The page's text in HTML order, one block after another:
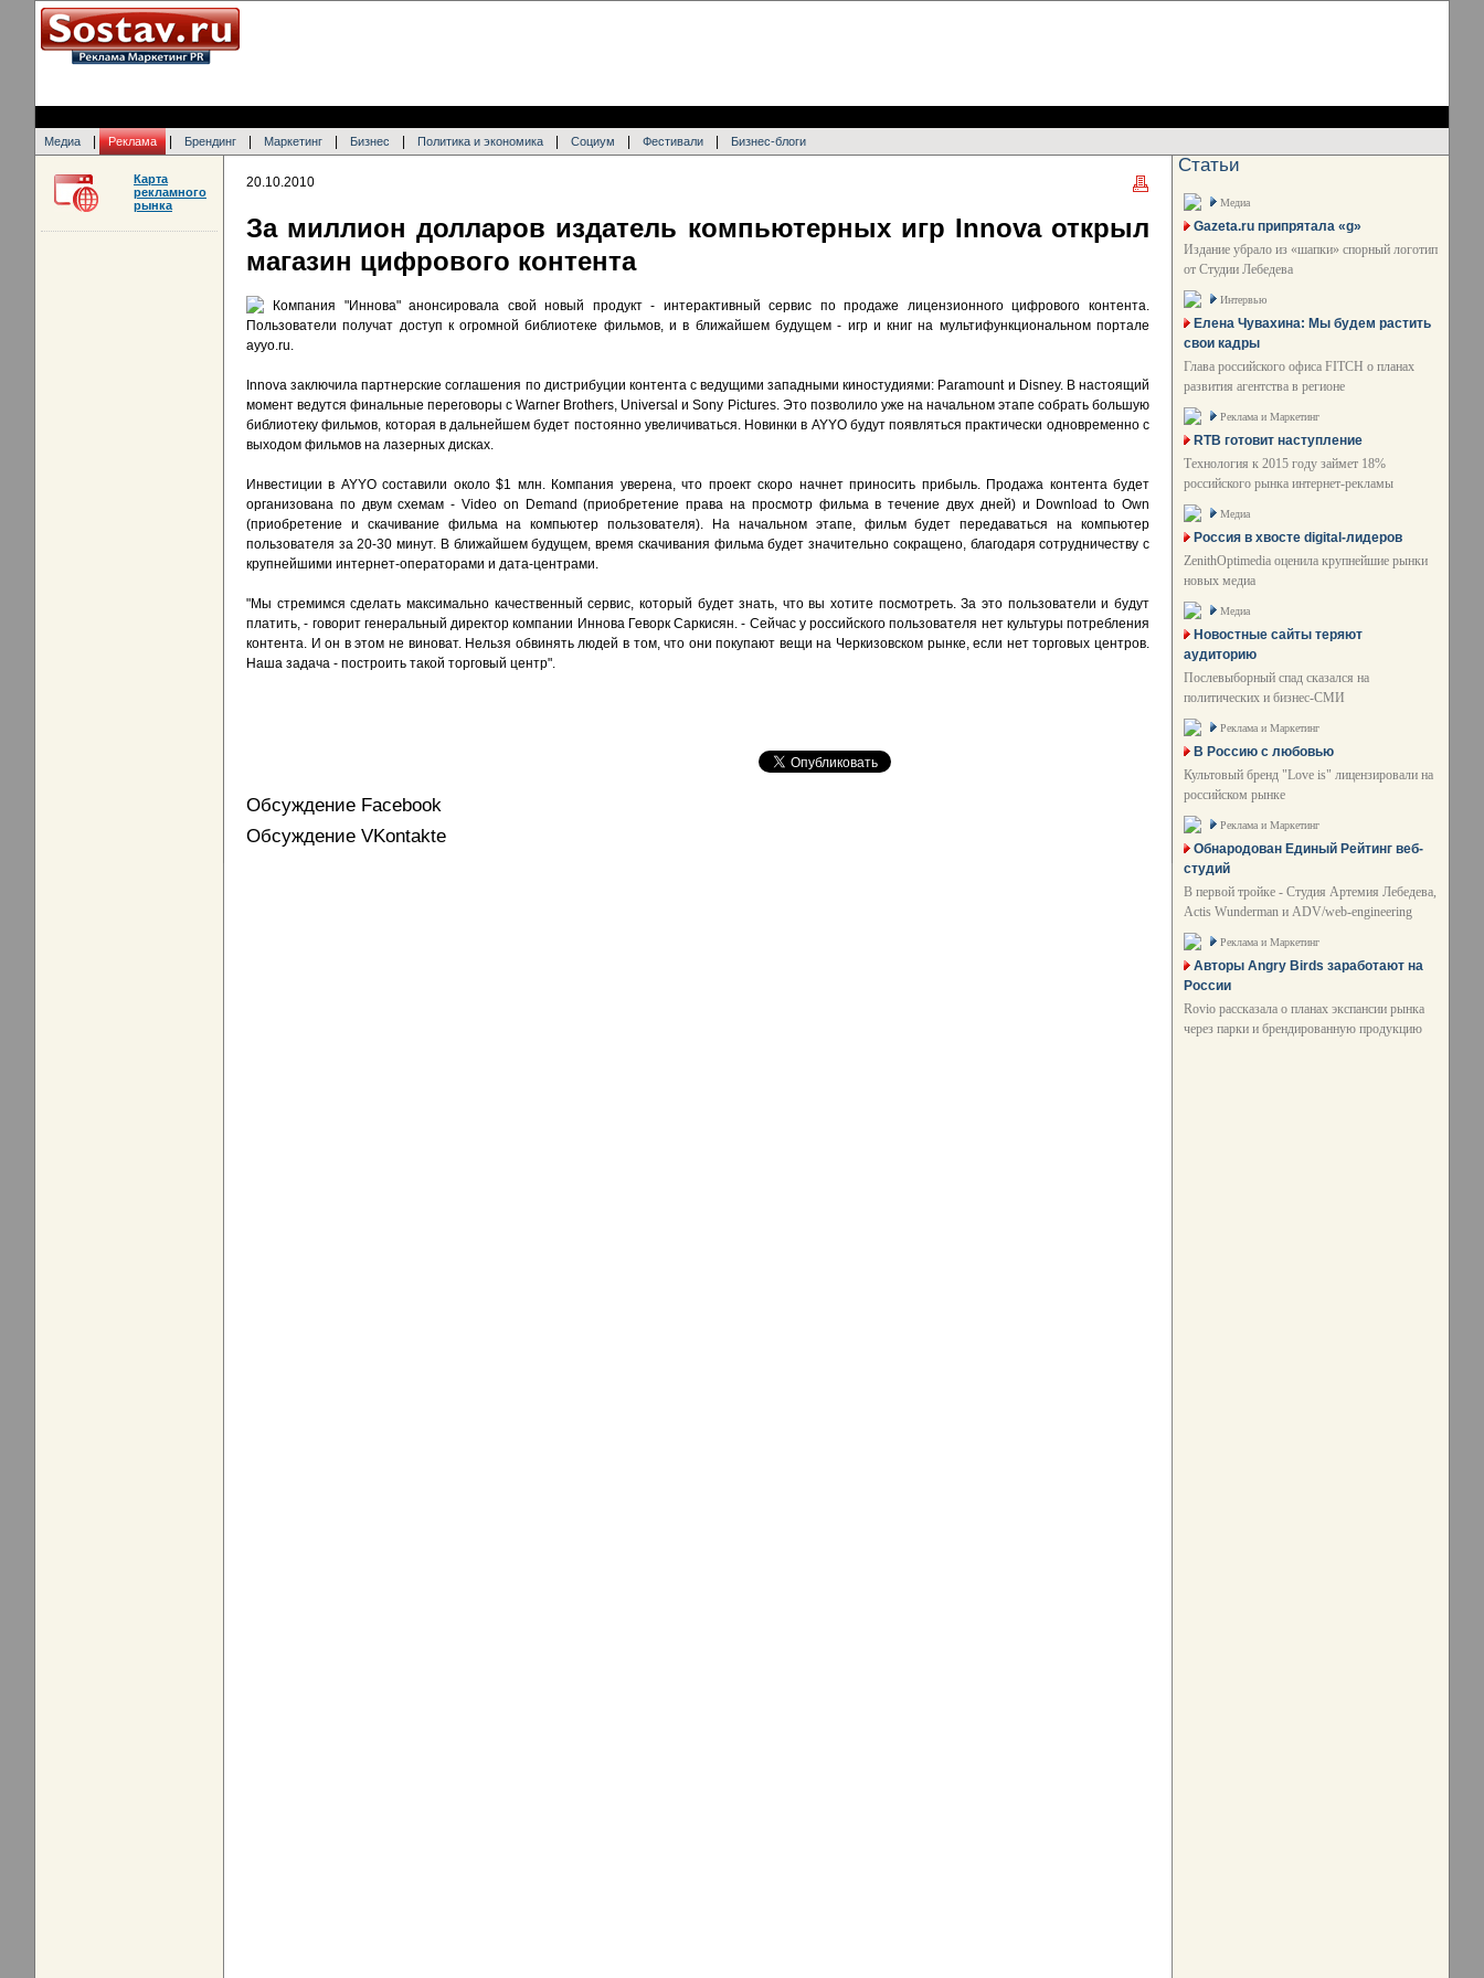
Медиа Реклама Брендинг Маркетинг Бизнес Политика и экономика Социум Фестивали Бизнес-блоги
20.10.2010
За миллион долларов издатель компьютерных игр Innova открыл
магазин цифрового контента
Компания "Иннова" анонсировала свой новый продукт - интерактивный сервис по продаже лицензионного цифрового контента.
Пользователи получат доступ к огромной библиотеке фильмов, и в ближайшем будущем - игр и книг на мультифункциональном портале
ayyo.ru.
Innova заключила партнерские соглашения по дистрибуции контента с ведущими западными киностудиями: Paramount и Disney. В настоящий
момент ведутся финальные переговоры с Warner Brothers, Universal и Sony Pictures. Это позволило уже на начальном этапе собрать большую
библиотеку фильмов, которая в дальнейшем будет постоянно увеличиваться. Новинки в AYYO будут появляться практически одновременно с
выходом фильмов на лазерных дисках.
Инвестиции в AYYO составили около $1 млн. Компания уверена, что проект скоро начнет приносить прибыль. Продажа контента будет
организована по двум схемам - Video on Demand (приобретение права на просмотр фильма в течение двух дней) и Download to Own
(приобретение и скачивание фильма на компьютер пользователя). На начальном этапе, фильм будет передаваться на компьютер
пользователя за 20-30 минут. В ближайшем будущем, время скачивания фильма будет значительно сокращено, благодаря сотрудничеству с
крупнейшими интернет-операторами и дата-центрами.
"Мы стремимся сделать максимально качественный сервис, который будет знать, что вы хотите посмотреть. За это пользователи и будут
платить, - говорит генеральный директор компании Иннова Геворк Саркисян. - Сейчас у российского пользователя нет культуры потребления
контента. И он в этом не виноват. Нельзя обвинять людей в том, что они покупают вещи на Черкизовском рынке, если нет торговых центров.
Наша задача - построить такой торговый центр".
Обсуждение Facebook
Обсуждение VKontakte
Карта
рекламного
рынка
Статьи
Медиа
Gazeta.ru припрятала «g»
Издание убрало из «шапки» спорный логотип
от Студии Лебедева
Интервью
Елена Чувахина: Мы будем растить
свои кадры
Глава российского офиса FITCH о планах
развития агентства в регионе
Реклама и Маркетинг
RTB готовит наступление
Технология к 2015 году займет 18%
российского рынка интернет-рекламы
Медиа
Россия в хвосте digital-лидеров
ZenithOptimedia оценила крупнейшие рынки
новых медиа
Медиа
Новостные сайты теряют
аудиторию
Послевыборный спад сказался на
политических и бизнес-СМИ
Реклама и Маркетинг
В Россию с любовью
Культовый бренд "Love is" лицензировали на
российском рынке
Реклама и Маркетинг
Обнародован Единый Рейтинг веб-
студий
В первой тройке - Студия Артемия Лебедева,
Actis Wunderman и ADV/web-engineering
Реклама и Маркетинг
Авторы Angry Birds заработают на
России
Rovio рассказала о планах экспансии рынка
через парки и брендированную продукцию